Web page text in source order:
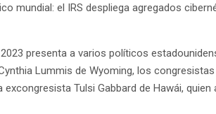
mundial: el IRS despliega agregados
presenta a varios políticos
Lummis de Wyoming, los
Tulsi Gabbard de Hawái,